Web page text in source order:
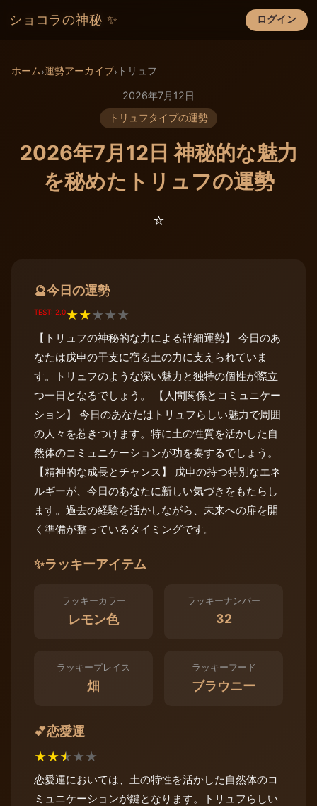
ショコラの神秘 ✨ ログイン
×
ホーム›運勢アーカイブ› トリュフ
2026年7月12日
トリュフタイプの運勢
2026年7月12日 神秘的な魅力
を秘めたトリュフの運勢
⭐️
🔮今日の運勢
TEST: 2.0★★★★★
【トリュフの神秘的な力による詳細運勢】 今日のあ
なたは戊申の干支に宿る土の力に支えられていま
す。トリュフのような深い魅力と独特の個性が際立
つ一日となるでしょう。 【人間関係とコミュニケー
ション】 今日のあなたはトリュフらしい魅力で周囲
の人々を惹きつけます。特に土の性質を活かした自
然体のコミュニケーションが功を奏するでしょう。
【精神的な成長とチャンス】 戊申の持つ特別なエネ
ルギーが、今日のあなたに新しい気づきをもたらし
ます。過去の経験を活かしながら、未来への扉を開
く準備が整っているタイミングです。
✨ラッキーアイテム
ラッキーカラー
レモン色
ラッキーナンバー
32
ラッキープレイス
畑
ラッキーフード
ブラウニー
💕恋愛運
★★★★★
恋愛運においては、土の特性を活かした自然体のコ
ミュニケーションが鍵となります。トリュフらしい